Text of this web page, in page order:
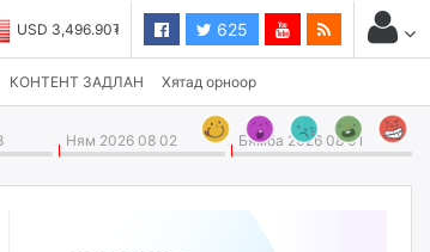
USD 3,496.90₮ 625
КОНТЕНТ ЗАДЛАН Хятад орноор
Ням 2026 08 02 Бямба 2026 08 01